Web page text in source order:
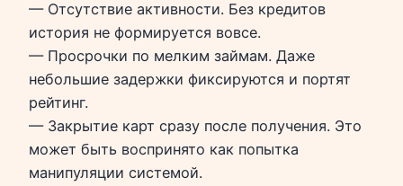
— Отсутствие активности. Без кредитов
история не формируется вовсе.
— Просрочки по мелким займам. Даже
небольшие задержки фиксируются и портят
рейтинг.
— Закрытие карт сразу после получения. Это
может быть воспринято как попытка
манипуляции системой.